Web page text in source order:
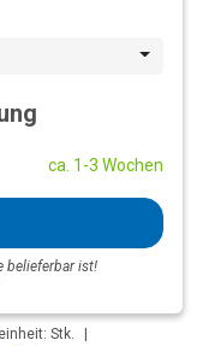
ca. 1-3 Wochen
belieferbar ist!
Stk.
|